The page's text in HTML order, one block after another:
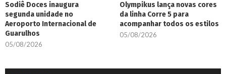
Sodiê Doces inaugura
segunda unidade no
Aeroporto Internacional de
Guarulhos
05/08/2026
Olympikus lança novas cores
da linha Corre 5 para
acompanhar todos os estilos
05/08/2026